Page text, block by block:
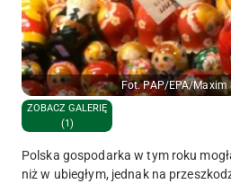
Fot. PAP/EPA/Maxim
ZOBACZ GALERIĘ
(1)
Polska gospodarka w tym roku
niż w ubiegłym, jednak na